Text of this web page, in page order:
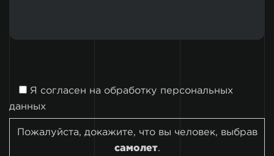
Я согласен на обработку персональных
данных
Пожалуйста, докажите, что вы человек, выбрав
самолет.